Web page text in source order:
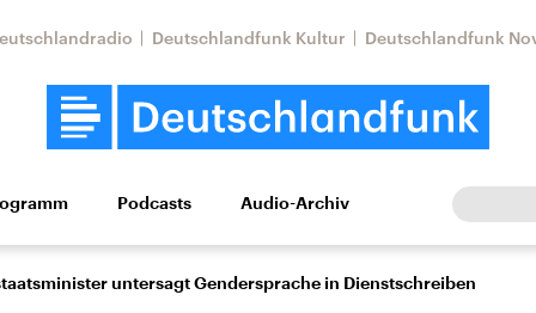
Deutschlandfunk Kultur Deutschlandfunk
Wissen Kultur Europa
Podcasts Audio-Archiv
untersagt Gendersprache in Dienstschreiben